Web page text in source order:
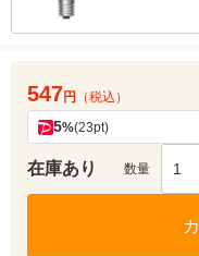
547円 （税込）
5%(23pt)
在庫あり 数量 1